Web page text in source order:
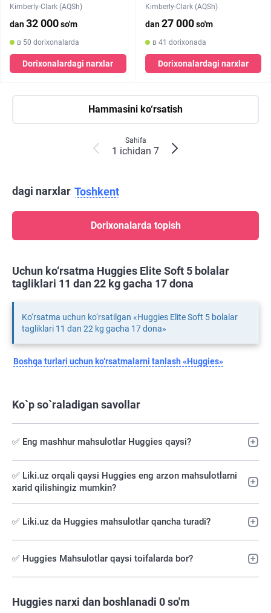
Kimberly-Clark (AQSh)
dan32 000so'm
в 50 dorixonalarda
Dorixonalardagi narxlar
Kimberly-Clark (AQSh)
dan27 000so'm
в 41 dorixonada
Dorixonalardagi narxlar
Hammasini ko‘rsatish
Sahifa
1 ichidan 7
dagi narxlar Toshkent
Dorixonalarda topish
Uchun ko‘rsatma Huggies Elite Soft 5 bolalar
tagliklari 11 dan 22 kg gacha 17 dona
Ko‘rsatma uchun ko‘rsatilgan «Huggies Elite Soft 5 bolalar
tagliklari 11 dan 22 kg gacha 17 dona»
Boshqa turlari uchun ko‘rsatmalarni tanlash «Huggies»
Ko`p so`raladigan savollar
✅ Eng mashhur mahsulotlar Huggies qaysi?
✅️ Liki.uz orqali qaysi Huggies eng arzon mahsulotlarni
xarid qilishingiz mumkin?
✅ Liki.uz da Huggies mahsulotlar qancha turadi?
✅ Huggies Mahsulotlar qaysi toifalarda bor?
Huggies narxi dan boshlanadi 0 so'm